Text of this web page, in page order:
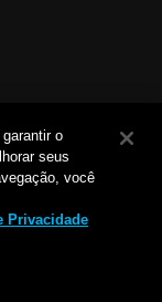
o
seus
você
Privacidade